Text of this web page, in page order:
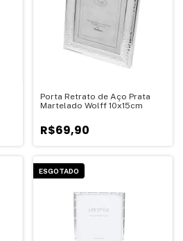
Porta Retrato de Aço Prata
Martelado Wolff 10x15cm
R$69,90
ESGOTADO